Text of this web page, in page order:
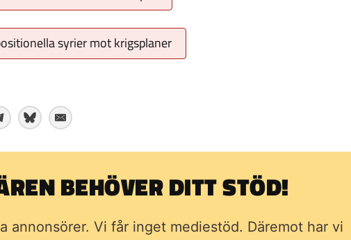
syrier mot krigsplaner
BEHÖVER DITT STÖD!
annonsörer. Vi får inget mediestöd. Däremot har vi